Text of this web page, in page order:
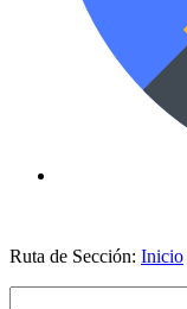
Ruta de Sección: Inicio